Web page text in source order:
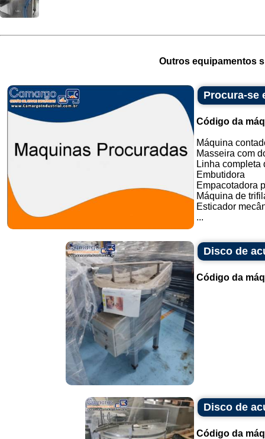
Outros equipamentos
Procura-se
Código da
Máquina
Masseira com
Linha completa
Embutidora
Empacotadora
Máquina de
Esticador
...
Disco de
Código da
Disco de
Código da